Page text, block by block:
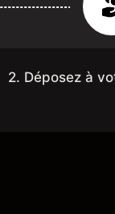
2. Déposez à